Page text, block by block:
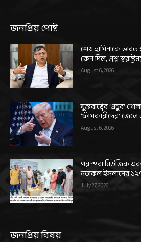
জনপ্রিয় পোষ্ট
শেখ হাসিনাকে
কেন দিল, প্রশ্ন
August 6, 2026
যুক্তরাষ্ট্রের ‘প্রচুর’
‘ফাঁসকারীদের’ জেলে
August 6, 2026
পরম্পরা মিউজিক
নজরুল ইসলামের
July 27, 2026
জনপ্রিয় বিষয়